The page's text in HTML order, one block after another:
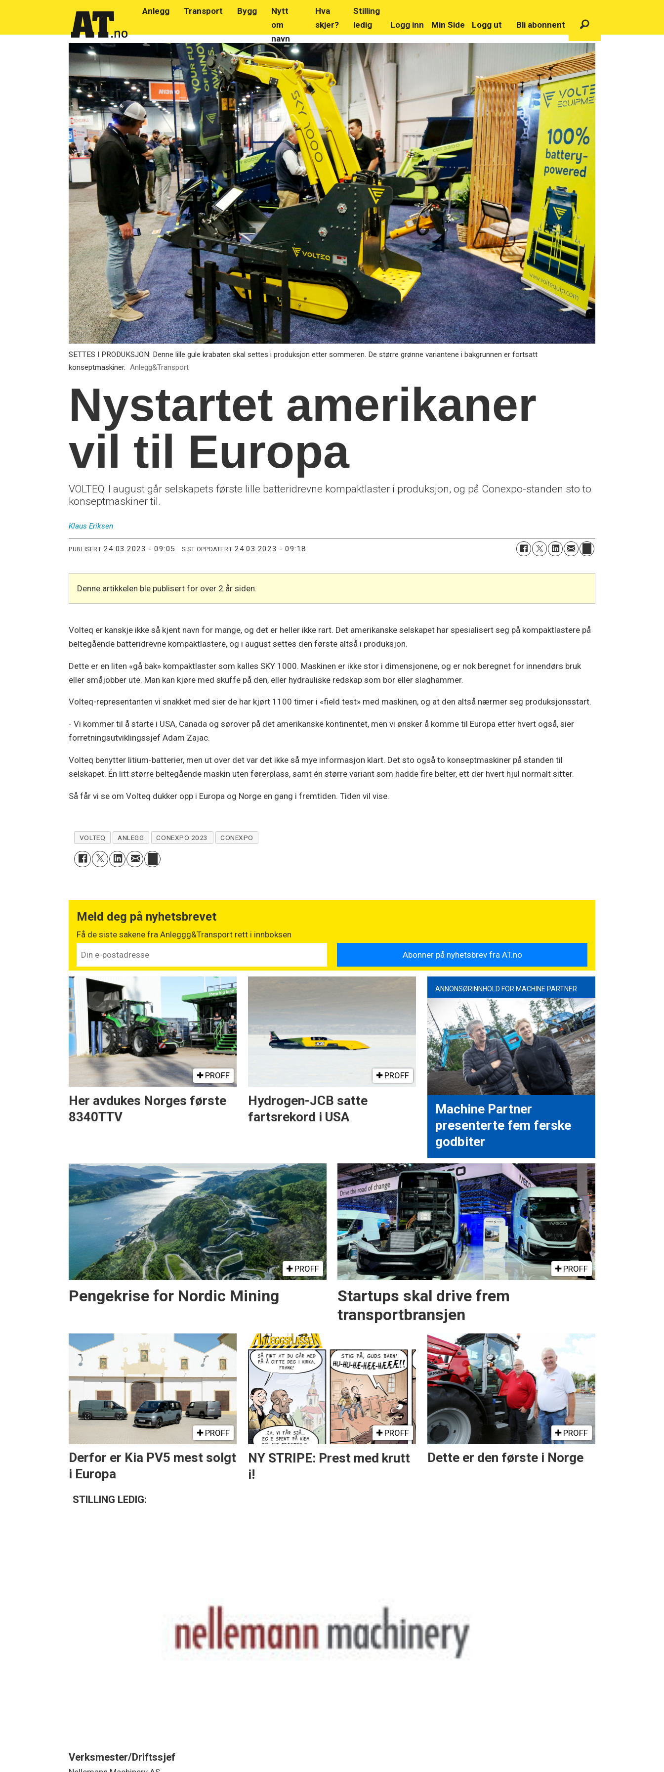
Anlegg Transport Bygg
Nytt
om
navn
Hva
skjer?
Stilling
ledig
Logg inn Min Side Logg ut Bli abonnent
SETTES I PRODUKSJON: Denne lille gule krabaten skal settes i produksjon etter sommeren. De større grønne variantene i bakgrunnen er fortsatt
konseptmaskiner. Anlegg&Transport
Nystartet amerikaner
vil til Europa
VOLTEQ: I august går selskapets første lille batteridrevne kompaktlaster i produksjon, og på Conexpo-standen sto to
konseptmaskiner til.
Klaus Eriksen
PUBLISERT 24.03.2023 - 09:05 SIST OPPDATERT 24.03.2023 - 09:18
Denne artikkelen ble publisert for over 2 år siden.
Volteq er kanskje ikke så kjent navn for mange, og det er heller ikke rart. Det amerikanske selskapet har spesialisert seg på kompaktlastere på
beltegående batteridrevne kompaktlastere, og i august settes den første altså i produksjon.
Dette er en liten «gå bak» kompaktlaster som kalles SKY 1000. Maskinen er ikke stor i dimensjonene, og er nok beregnet for innendørs bruk
eller småjobber ute. Man kan kjøre med skuffe på den, eller hydrauliske redskap som bor eller slaghammer.
Volteq-representanten vi snakket med sier de har kjørt 1100 timer i «field test» med maskinen, og at den altså nærmer seg produksjonsstart.
- Vi kommer til å starte i USA, Canada og sørover på det amerikanske kontinentet, men vi ønsker å komme til Europa etter hvert også, sier
forretningsutviklingssjef Adam Zajac.
Volteq benytter litium-batterier, men ut over det var det ikke så mye informasjon klart. Det sto også to konseptmaskiner på standen til
selskapet. Én litt større beltegående maskin uten førerplass, samt én større variant som hadde fire belter, ett der hvert hjul normalt sitter.
Så får vi se om Volteq dukker opp i Europa og Norge en gang i fremtiden. Tiden vil vise.
VOLTEQ ANLEGG CONEXPO 2023 CONEXPO
Meld deg på nyhetsbrevet
Få de siste sakene fra Anleggg&Transport rett i innboksen
PROFF
Her avdukes Norges første
8340TTV
PROFF
Hydrogen-JCB satte
fartsrekord i USA
ANNONSØRINNHOLD FOR MACHINE PARTNER
Machine Partner
presenterte fem ferske
godbiter
PROFF
Pengekrise for Nordic Mining
PROFF
Startups skal drive frem
transportbransjen
PROFF
Derfor er Kia PV5 mest solgt
i Europa
PROFF
NY STRIPE: Prest med krutt
i!
PROFF
Dette er den første i Norge
STILLING LEDIG:
Verksmester/Driftssjef